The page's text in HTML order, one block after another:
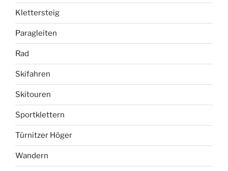
Klettersteig
Paragleiten
Rad
Skifahren
Skitouren
Sportklettern
Türnitzer Höger
Wandern